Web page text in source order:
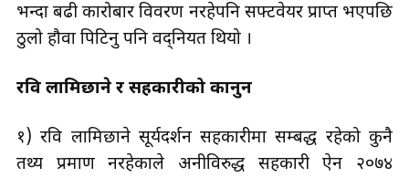
भन्दा बढी कारोबार विवरण नरहेपनि सफ्टवेयर प्राप्त भएपछि
ठुलो हौवा पिटिनु पनि वद्नियत थियो ।
रवि लामिछाने र सहकारीको कानुन
१) रवि लामिछाने सूर्यदर्शन सहकारीमा सम्बद्ध रहेको कुनै
तथ्य प्रमाण नरहेकाले अनीविरुद्ध सहकारी ऐन २०७४